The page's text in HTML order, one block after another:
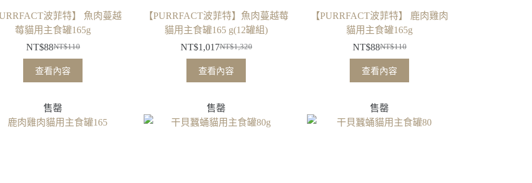
波菲特】 魚肉蔓越
莓貓用主食罐165g
NT$110
始
價
NT$110。
NT$88
前
價
NT$88。
查看內容
【PURRFACT波菲特】魚肉蔓越莓
貓用主食罐165 g(12罐組)
NT$1,320
始
價
NT$1,320。
NT$1,017
前
價
NT$1,017。
查看內容
【PURRFACT波菲特】 鹿肉雞肉
貓用主食罐165g
NT$110
始
價
NT$110。
NT$88
前
價
NT$88。
查看內容
售罄 售罄 售罄